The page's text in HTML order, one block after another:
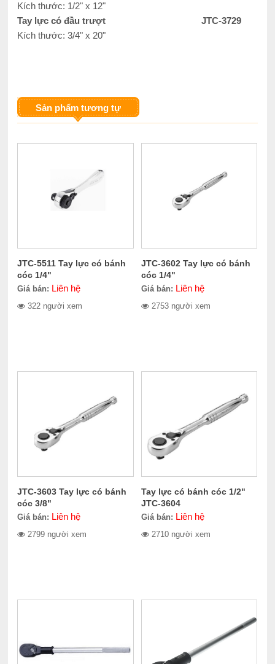
Kích thước: 1/2" x 12"
Tay lực có đầu trượt
JTC-3729
Kích thước: 3/4" x 20"
Sản phẩm tương tự
JTC-5511 Tay lực có bánh
cóc 1/4"
Giá bán: Liên hệ
322 người xem
JTC-3602 Tay lực có bánh
cóc 1/4"
Giá bán: Liên hệ
2753 người xem
JTC-3603 Tay lực có bánh
cóc 3/8"
Giá bán: Liên hệ
2799 người xem
Tay lực có bánh cóc 1/2"
JTC-3604
Giá bán: Liên hệ
2710 người xem